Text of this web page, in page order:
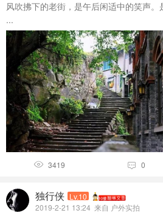
风吹拂下的老街，是午后闲适中的笑声
...
 3419  0
独行侠 Lv.10
2019-2-21 13:24 来自 户外实拍